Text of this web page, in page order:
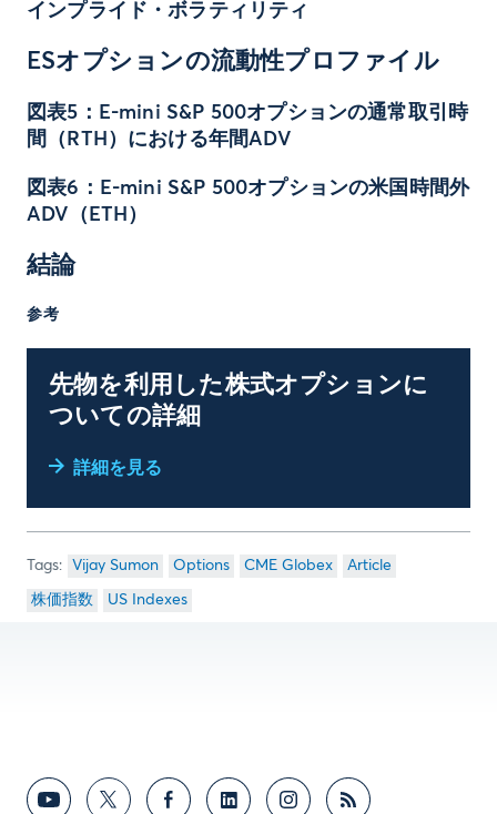
インプライド・ボラティリティ
ESオプションの流動性プロファイル
図表5：E-mini S&P 500オプションの通常取引時
間（RTH）における年間ADV
図表6：E-mini S&P 500オプションの米国時間外
ADV（ETH）
結論
参考
先物を利用した株式オプションに
ついての詳細
詳細を見る
Vijay Sumon Options CME Globex Article
株価指数 US Indexes